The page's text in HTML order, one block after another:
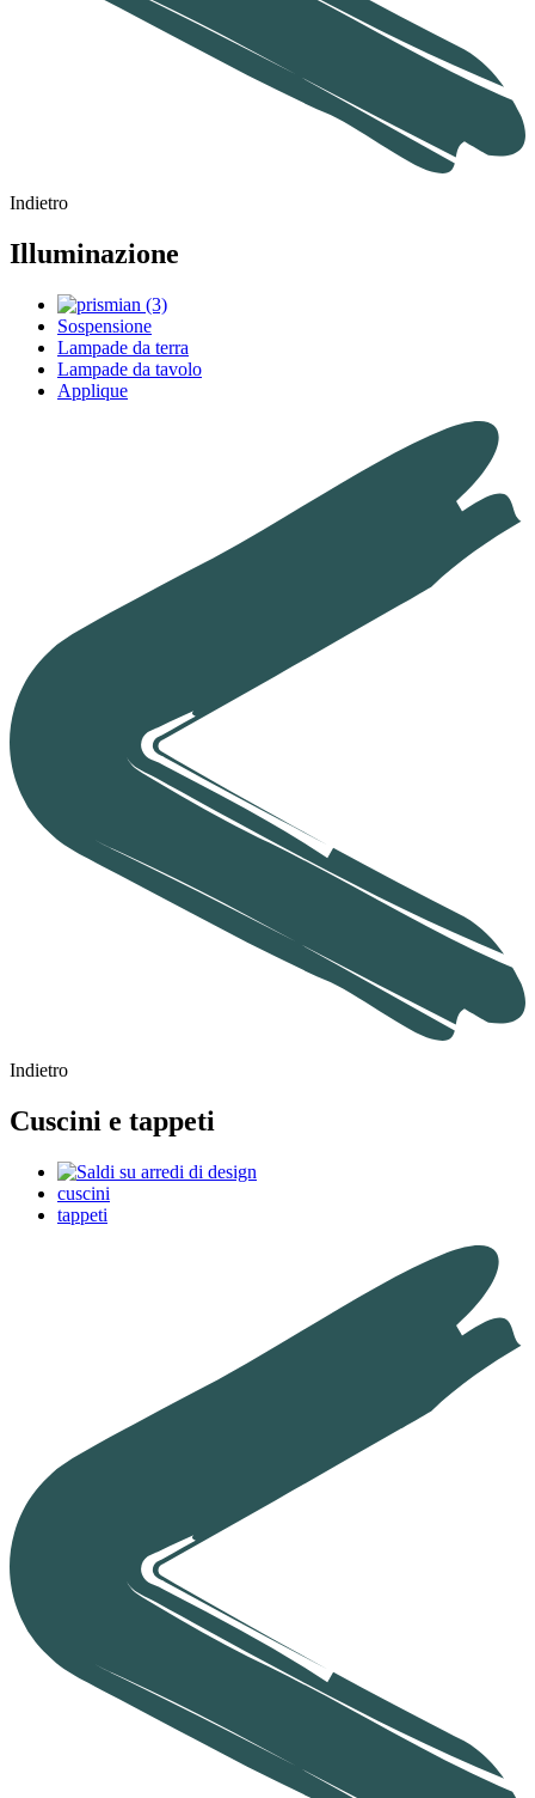
Indietro
Illuminazione
Sospensione
Lampade da terra
Lampade da tavolo
Applique
Indietro
Cuscini e tappeti
cuscini
tappeti